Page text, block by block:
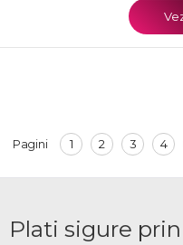
Pagini 1 2 3 4
Plati sigure prin